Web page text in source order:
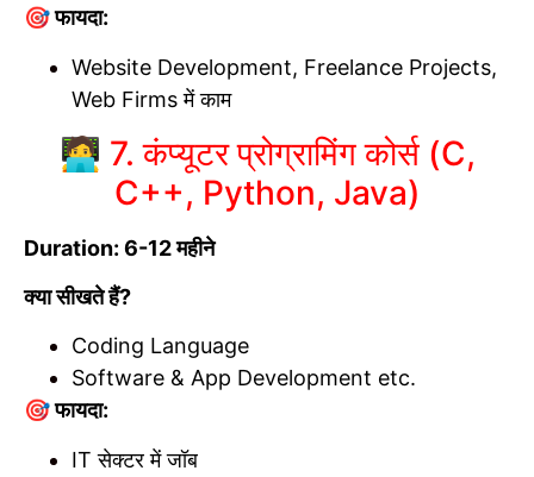
🎯 फायदा:
Website Development, Freelance Projects,
Web Firms में काम
🧑‍💻 7. कंप्यूटर प्रोग्रामिंग कोर्स (C,
C++, Python, Java)
Duration: 6-12 महीने
क्या सीखते हैं?
Coding Language
Software & App Development etc.
🎯 फायदा:
IT सेक्टर में जॉब